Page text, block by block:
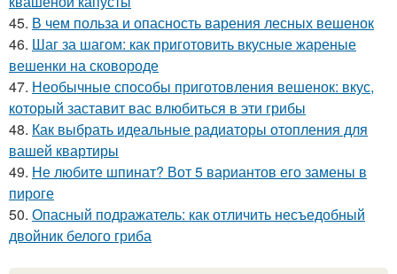
45. В чем польза и опасность варения лесных вешенок
46. Шаг за шагом: как приготовить вкусные жареные
вешенки на сковороде
47. Необычные способы приготовления вешенок: вкус,
который заставит вас влюбиться в эти грибы
48. Как выбрать идеальные радиаторы отопления для
вашей квартиры
49. Не любите шпинат? Вот 5 вариантов его замены в
пироге
50. Опасный подражатель: как отличить несъедобный
двойник белого гриба